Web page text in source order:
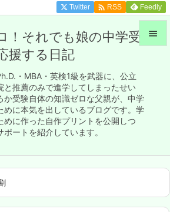
！それでも娘の中学受
援する日記
・MBA・英検1級を武器に、公立
と推薦のみで進学してしまったせい
か受験自体の知識ゼロな父親が、中学
めに本気を出しているブログです。学
めに作った自作プリントを公開しつ
ートを紹介しています。

Twitter  RSS Feedly